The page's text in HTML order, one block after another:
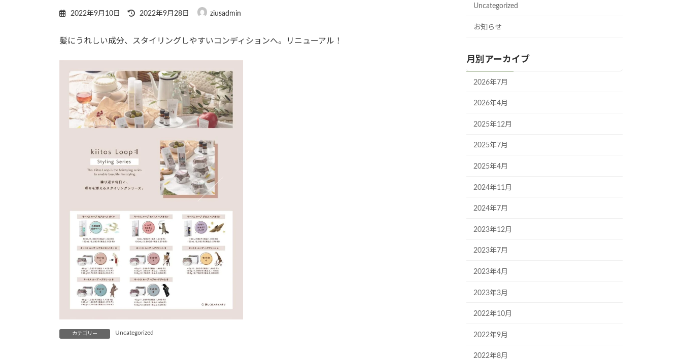
2022年9月10日
最
新
:
2022年9月28日 ziusadmin
髪にうれしい成分、スタイリングしやすいコンディションへ。リニューアル！
カテゴリー Uncategorized
Uncategorized
お知らせ
月別アーカイブ
2026年7月
2026年4月
2025年12月
2025年7月
2025年4月
2024年11月
2024年7月
2023年12月
2023年7月
2023年4月
2023年3月
2022年10月
2022年9月
2022年8月